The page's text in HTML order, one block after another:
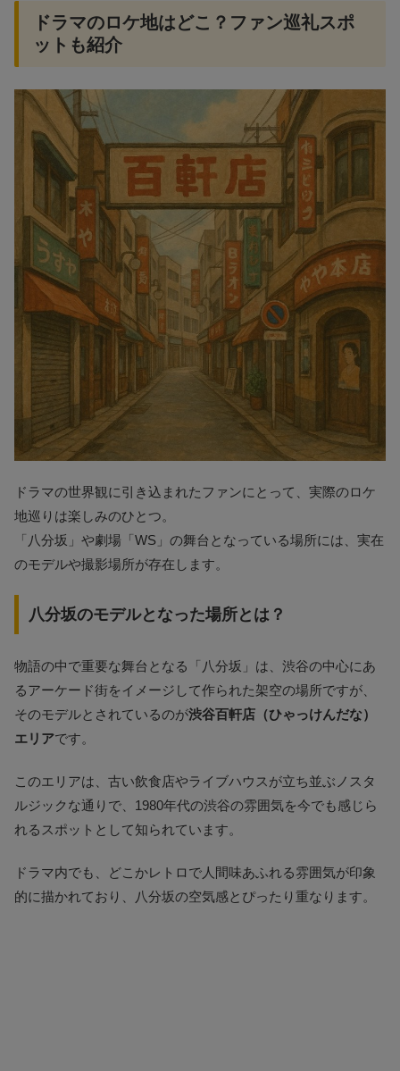
ドラマのロケ地はどこ？ファン巡礼スポ
ットも紹介
ドラマの世界観に引き込まれたファンにとって、実際のロケ
地巡りは楽しみのひとつ。
「八分坂」や劇場「WS」の舞台となっている場所には、実在
のモデルや撮影場所が存在します。
八分坂のモデルとなった場所とは？
物語の中で重要な舞台となる「八分坂」は、渋谷の中心にあ
るアーケード街をイメージして作られた架空の場所ですが、
そのモデルとされているのが渋谷百軒店（ひゃっけんだな）
エリアです。
このエリアは、古い飲食店やライブハウスが立ち並ぶノスタ
ルジックな通りで、1980年代の渋谷の雰囲気を今でも感じら
れるスポットとして知られています。
ドラマ内でも、どこかレトロで人間味あふれる雰囲気が印象
的に描かれており、八分坂の空気感とぴったり重なります。